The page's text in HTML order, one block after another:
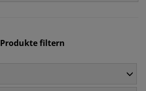
Produkte filtern